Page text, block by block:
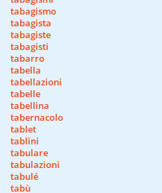
tabagismo
tabagista
tabagiste
tabagisti
tabarro
tabella
tabellazioni
tabelle
tabellina
tabernacolo
tablet
tablini
tabulare
tabulazioni
tabulé
tabù